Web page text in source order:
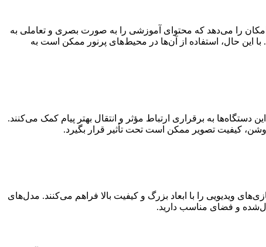
امکان را می‌دهد که محتوای آموزشی را به صورت بصری و تعاملی به
با این حال، استفاده از آن‌ها در محیط‌های پرنور ممکن است به
دستگاه‌ها به برقراری ارتباط مؤثر و انتقال بهتر پیام کمک می‌کنند.
کیفیت تصویر ممکن است تحت تأثیر قرار بگیرد.
ویدیویی را با ابعاد بزرگ و کیفیت بالا فراهم می‌کنند. مدل‌های